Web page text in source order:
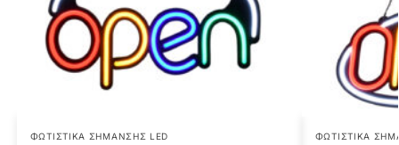
ΦΩΤΙΣΤΙΚΆ ΣΉΜΑΝΣΗΣ LED ΦΩΤΙΣΤΙΚΆ